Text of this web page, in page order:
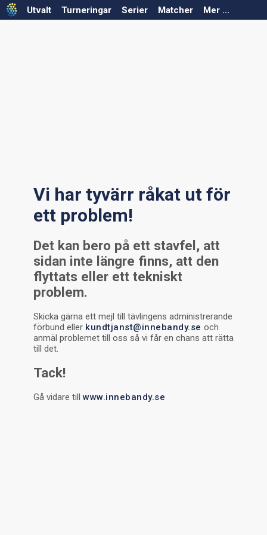
Utvalt Turneringar Serier Matcher Mer ...
Vi har tyvärr råkat ut för
ett problem!
Det kan bero på ett stavfel, att
sidan inte längre finns, att den
flyttats eller ett tekniskt
problem.
Skicka gärna ett mejl till tävlingens administrerande
förbund eller kundtjanst@innebandy.se och
anmäl problemet till oss så vi får en chans att rätta
till det.
Tack!
Gå vidare till www.innebandy.se